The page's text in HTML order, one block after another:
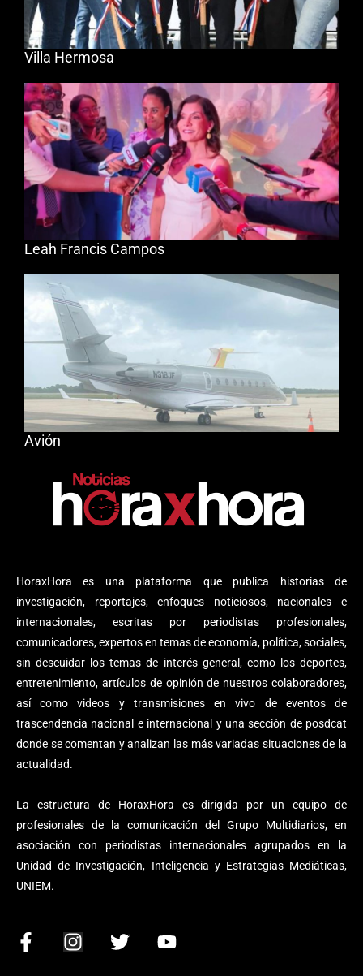
HoraxHora es una plataforma que publica historias de
investigación, reportajes, enfoques noticiosos, nacionales e
internacionales, escritas por periodistas profesionales,
comunicadores, expertos en temas de economía, política, sociales,
sin descuidar los temas de interés general, como los deportes,
entretenimiento, artículos de opinión de nuestros colaboradores,
así como videos y transmisiones en vivo de eventos de
trascendencia nacional e internacional y una sección de posdcat
donde se comentan y analizan las más variadas situaciones de la
actualidad.
La estructura de HoraxHora es dirigida por un equipo de
profesionales de la comunicación del Grupo Multidiarios, en
asociación con periodistas internacionales agrupados en la
Unidad de Investigación, Inteligencia y Estrategias Mediáticas,
UNIEM.
F
I
T
Y
Villa Hermosa
Leah Francis Campos
Avión